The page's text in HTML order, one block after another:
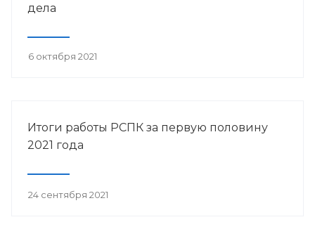
дела
6 октября 2021
Итоги работы РСПК за первую половину
2021 года
24 сентября 2021